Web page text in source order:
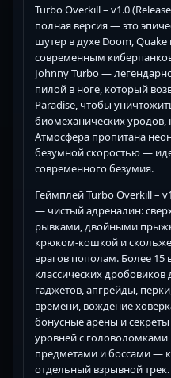
Turbo Overkill – v1.0
полная версия — это
шутер в духе Doom,
современным
Johnny Turbo —
пилой в ноге, который
Paradise, чтобы
биомеханических уродов,
Атмосфера пропитана
безумной скоростью —
современного безумия.
Геймплей Turbo Overkill –
— чистый адреналин:
рывками, двойными
крюком-кошкой и
врагов пополам. Более 15
классических
гаджетов, апгрейды,
времени, вождение
бонусные арены и
уровней с
предметами и боссами —
отдельный взрывной трек.